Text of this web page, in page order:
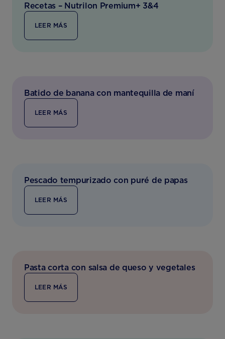
Recetas – Nutrilon Premium+ 3&4
LEER MÁS
Batido de banana con mantequilla de maní
LEER MÁS
Pescado tempurizado con puré de papas
LEER MÁS
Pasta corta con salsa de queso y vegetales
LEER MÁS